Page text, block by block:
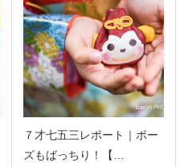
７才七五三レポート｜ポー
ズもばっちり！【…